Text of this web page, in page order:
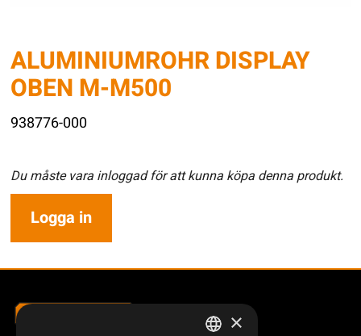
ALUMINIUMROHR DISPLAY
OBEN M-M500
938776-000
Du måste vara inloggad för att kunna köpa denna produkt.
Logga in
×